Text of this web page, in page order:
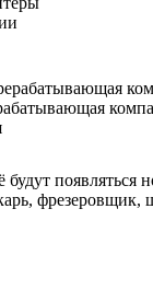
появляться